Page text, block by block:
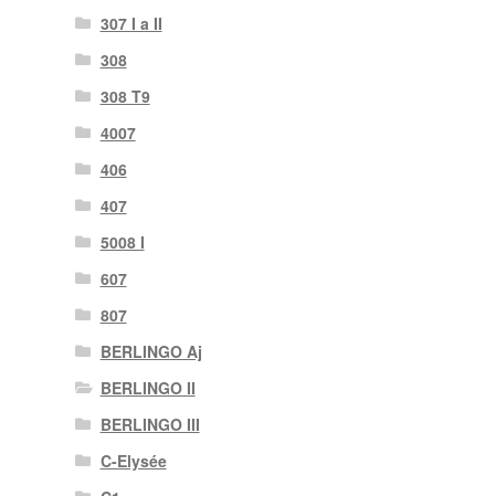
307 I a II
308
308 T9
4007
406
407
5008 I
607
807
BERLINGO Aj
BERLINGO II
BERLINGO III
C-Elysée